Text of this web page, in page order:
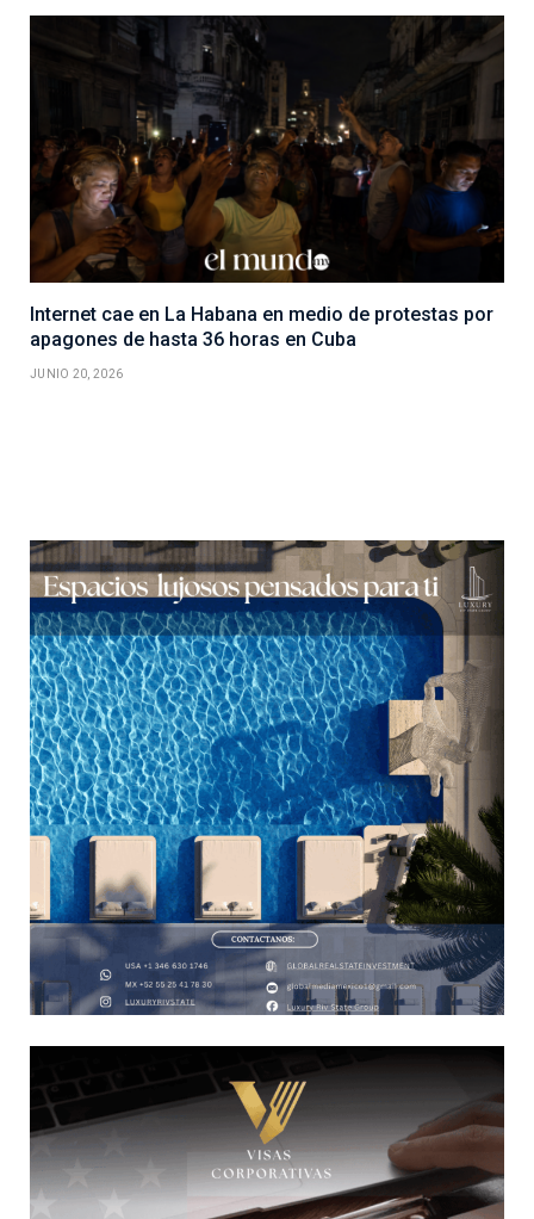
Internet cae en La Habana en medio de protestas por
apagones de hasta 36 horas en Cuba
JUNIO 20, 2026